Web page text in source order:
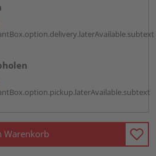
Warenkorb